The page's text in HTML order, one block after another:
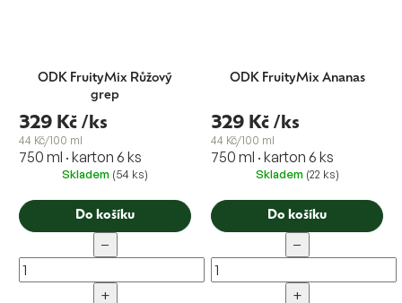
ODK FruityMix Růžový
grep
329 Kč /ks
44 Kč/100 ml
750 ml · karton 6 ks
Skladem (54 ks)
Do košíku
−
+
ODK FruityMix Ananas
329 Kč /ks
44 Kč/100 ml
750 ml · karton 6 ks
Skladem (22 ks)
Do košíku
−
+